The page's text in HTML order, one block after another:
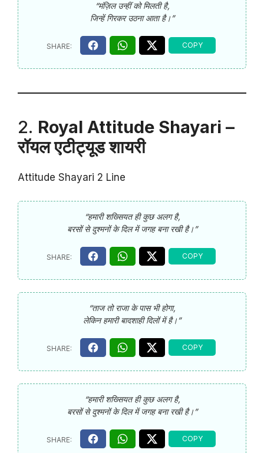
“मंज़िल उन्हीं को मिलती है,
जिन्हें गिरकर उठना आता है।”
2. Royal Attitude Shayari –
रॉयल एटीट्यूड शायरी
Attitude Shayari 2 Line
“हमारी शख्सियत ही कुछ अलग है,
बरसों से दुश्मनों के दिल में जगह बना रखी है।”
“ताज तो राजा के पास भी होगा,
लेकिन हमारी बादशाही दिलों में है।”
“हमारी शख्सियत ही कुछ अलग है,
बरसों से दुश्मनों के दिल में जगह बना रखी है।”